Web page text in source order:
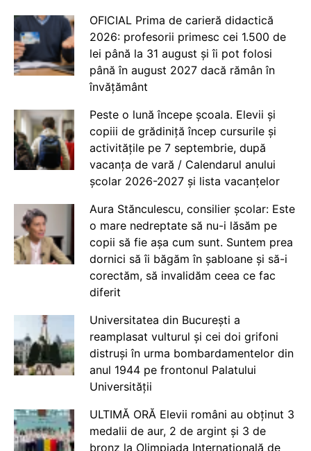
OFICIAL Prima de carieră didactică
2026: profesorii primesc cei 1.500 de
lei până la 31 august și îi pot folosi
până în august 2027 dacă rămân în
învățământ
Peste o lună începe școala. Elevii și
copiii de grădiniță încep cursurile și
activitățile pe 7 septembrie, după
vacanța de vară / Calendarul anului
școlar 2026-2027 și lista vacanțelor
Aura Stănculescu, consilier școlar: Este
o mare nedreptate să nu-i lăsăm pe
copii să fie așa cum sunt. Suntem prea
dornici să îi băgăm în șabloane și să-i
corectăm, să invalidăm ceea ce fac
diferit
Universitatea din București a
reamplasat vulturul și cei doi grifoni
distruși în urma bombardamentelor din
anul 1944 pe frontonul Palatului
Universității
ULTIMĂ ORĂ Elevii români au obținut 3
medalii de aur, 2 de argint și 3 de
bronz la Olimpiada Internațională de